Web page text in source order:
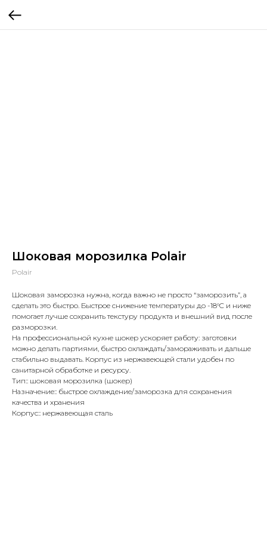
Шоковая морозилка Polair
Polair
Шоковая заморозка нужна, когда важно не просто “заморозить”, а
сделать это быстро. Быстрое снижение температуры до -18°C и ниже
помогает лучше сохранить текстуру продукта и внешний вид после
разморозки.
На профессиональной кухне шокер ускоряет работу: заготовки
можно делать партиями, быстро охлаждать/замораживать и дальше
стабильно выдавать. Корпус из нержавеющей стали удобен по
санитарной обработке и ресурсу.
Тип:: шоковая морозилка (шокер)
Назначение:: быстрое охлаждение/заморозка для сохранения
качества и хранения
Корпус:: нержавеющая сталь